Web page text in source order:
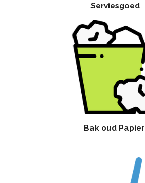
Serviesgoed
Bak oud Papier